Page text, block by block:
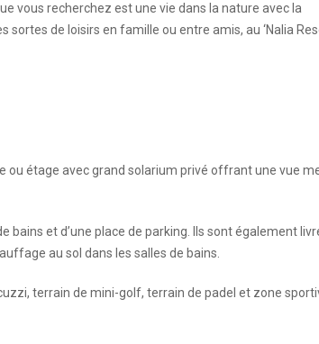
vous recherchez est une vie dans la nature avec la
de loisirs en famille ou entre amis, au ‘Nalia
ou étage avec grand solarium privé offrant une vue
et d’une place de parking. Ils sont également
au sol dans les salles de bains.
terrain de mini-golf, terrain de padel et zone